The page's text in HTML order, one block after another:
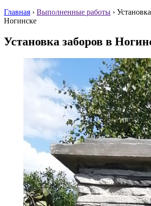
Главная › Выполненные работы ›
Ногинске
Установка заборов в